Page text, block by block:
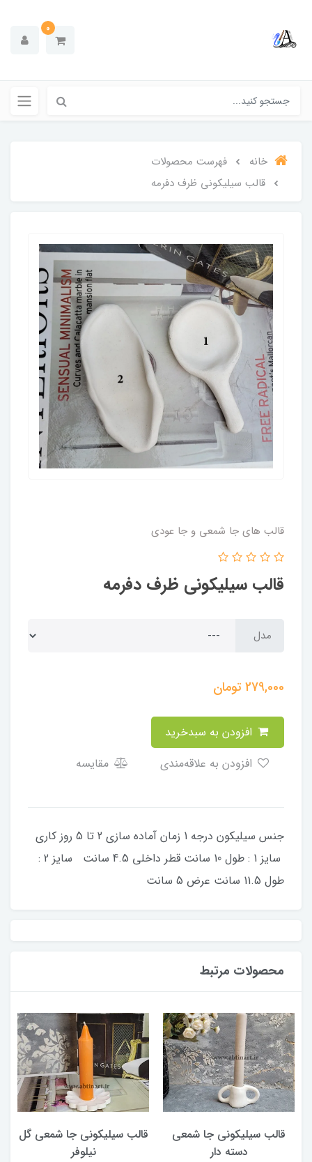
0
خانه
فهرست محصولات
قالب سیلیکونی ظرف دفرمه
قالب های جا شمعی و جا عودی
قالب سیلیکونی ظرف دفرمه
مدل
279,000تومان
مقایسه
جنس سیلیکون درجه 1 زمان آماده سازی 2 تا 5 روز کاری
سایز 1 : طول 10 سانت قطر داخلی 4.5 سانت سایز 2 :
طول 11.5 سانت عرض 5 سانت
محصولات مرتبط
قالب سیلیکونی جا شمعی
دسته دار
قالب سیلیکونی جا شمعی گل
نیلوفر